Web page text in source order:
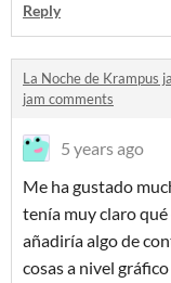
Reply
La Noche de Krampus
jam comments
5 years ago
Me ha gustado
tenía muy claro qué
añadiría algo de
cosas a nivel